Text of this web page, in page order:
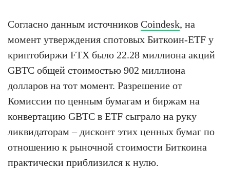
Согласно данным источников Coindesk, на
момент утверждения спотовых Биткоин-ETF у
криптобиржи FTX было 22.28 миллиона акций
GBTC общей стоимостью 902 миллиона
долларов на тот момент. Разрешение от
Комиссии по ценным бумагам и биржам на
конвертацию GBTC в ETF сыграло на руку
ликвидаторам – дисконт этих ценных бумаг по
отношению к рыночной стоимости Биткоина
практически приблизился к нулю.